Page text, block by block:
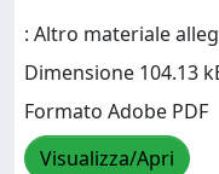
: Altro materiale
Dimensione 104.13
Formato Adobe PDF
Visualizza/Apri